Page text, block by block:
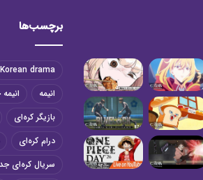
برچسب‌ها
Korean drama
انیمه
بازیگر کره‌ای
درام کره‌ای
سریال کره‌ای